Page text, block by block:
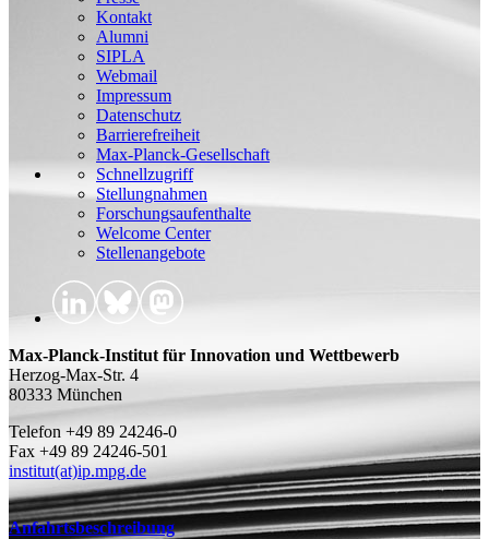
Kontakt
Alumni
SIPLA
Webmail
Impressum
Datenschutz
Barrierefreiheit
Max-Planck-Gesellschaft
Schnellzugriff
Stellungnahmen
Forschungsaufenthalte
Welcome Center
Stellenangebote
Max-Planck-Institut für Innovation und Wettbewerb
Herzog-Max-Str. 4
80333 München
Telefon +49 89 24246-0
Fax +49 89 24246-501
institut(at)ip.mpg.de
Anfahrtsbeschreibung